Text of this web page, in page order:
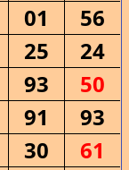
01
56
25
24
93
50
91
93
30
61